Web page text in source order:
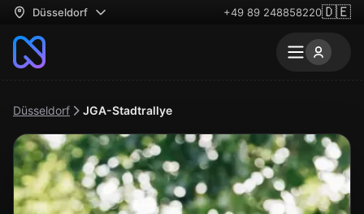
Düsseldorf +49 89 248858220🇩🇪
Düsseldorf JGA-Stadtrallye